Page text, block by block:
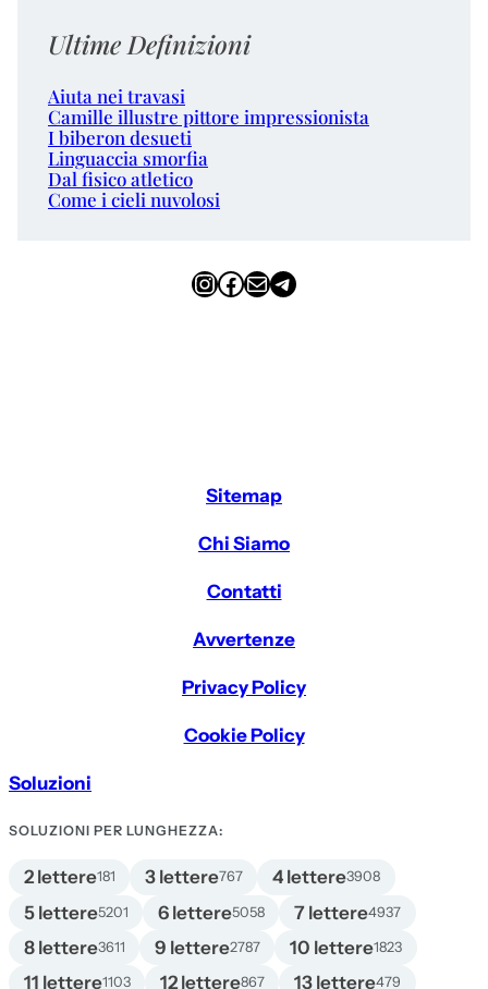
Ultime Definizioni
Aiuta nei travasi
Camille illustre pittore impressionista
I biberon desueti
Linguaccia smorfia
Dal fisico atletico
Come i cieli nuvolosi
InstagramFacebook Email Telegram
Sitemap
Chi Siamo
Contatti
Avvertenze
Privacy Policy
Cookie Policy
Soluzioni
SOLUZIONI PER LUNGHEZZA:
2 lettere181 3 lettere767 4 lettere3908
5 lettere5201 6 lettere5058 7 lettere4937
8 lettere3611 9 lettere2787 10 lettere1823
11 lettere1103 12 lettere867 13 lettere479